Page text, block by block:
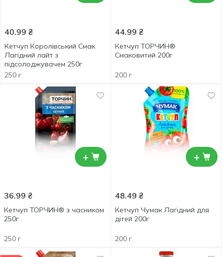
40.99 ₴
Кетчуп Королівський Смак
Лагідний лайт з
підсолоджувачем 250г
250 г
44.99 ₴
Кетчуп ТОРЧИН®
Смаковитий 200г
200 г
+
36.99 ₴
Кетчуп ТОРЧИН® з часником
250г
250 г
+
48.49 ₴
Кетчуп Чумак Лагідний для
дітей 200г
200 г